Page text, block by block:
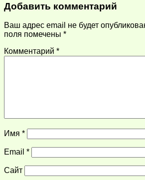
Добавить комментарий
Ваш адрес email не будет
поля помечены *
Комментарий *
Имя *
Email *
Сайт